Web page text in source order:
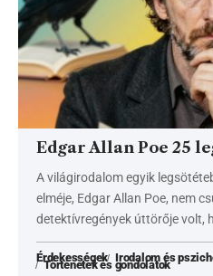
Edgar Allan Poe 25
A világirodalom egyik
elméje, Edgar Allan Poe, nem
detektívregények úttörője volt,
Érdekességek Irodalom és
Történetek és gondolatok